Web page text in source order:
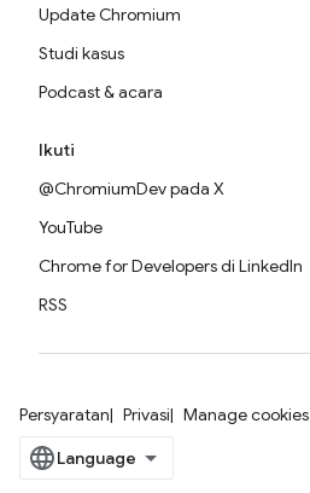
Update Chromium
Studi kasus
Podcast & acara
Ikuti
@ChromiumDev pada X
YouTube
Chrome for Developers di LinkedIn
RSS
Persyaratan Privasi Manage cookies